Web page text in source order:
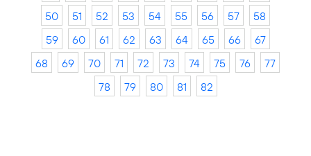
50
51 52 53 54 55 56 57
58
59
60 61 62 63 64 65 66
67
68
69 70 71 72 73 74 75 76
77
78
79 80 81 82